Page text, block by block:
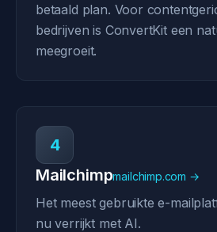
betaald plan. Voor
bedrijven is ConvertKit een
meegroeit.
4
Mailchimpmailchimp.com →
Het meest gebruikte e-
nu verrijkt met AI.